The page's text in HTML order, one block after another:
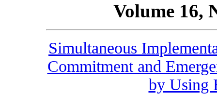
Volume 16,
Simultaneous
Commitment and
by Using